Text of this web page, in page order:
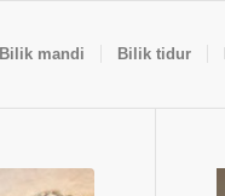
Bilik mandi Bilik tidur